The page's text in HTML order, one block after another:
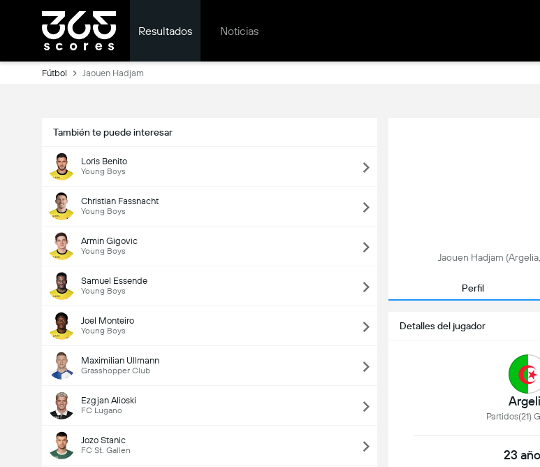
Resultados Noticias
Fútbol Jaouen Hadjam
También te puede interesar
Loris Benito
Young Boys
Christian Fassnacht
Young Boys
Armin Gigovic
Young Boys
Samuel Essende
Young Boys
Joel Monteiro
Young Boys
Maximilian Ullmann
Grasshopper Club
Ezgjan Alioski
FC Lugano
Jozo Stanic
FC St. Gallen
Jaouen Hadjam
Perfil
Detalles del jugador
Partidos(21)
23